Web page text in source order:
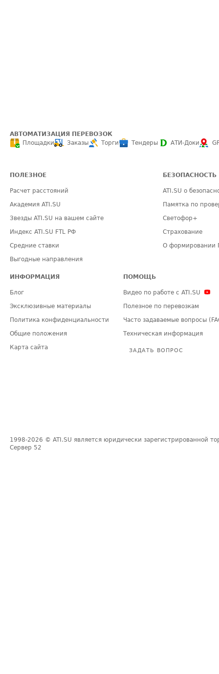
АВТОМАТИЗАЦИЯ ПЕРЕВОЗОК
Площадки
Заказы Торги Тендеры АТИ-Доки
ПОЛЕЗНОЕ
Расчет расстояний
Академия ATI.SU
Звезды ATI.SU на вашем сайте
Индекс ATI.SU FTL РФ
Средние ставки
Выгодные направления
БЕЗОПАСНОСТЬ
ATI.SU о
Памятка по
Светофор+
Страхование
О формировании
ИНФОРМАЦИЯ
Блог
Эксклюзивные материалы
Политика конфиденциальности
Общие положения
Карта сайта
ПОМОЩЬ
Видео по работе с ATI.SU
Полезное по перевозкам
Часто задаваемые вопросы
Техническая информация
ЗАДАТЬ ВОПРОС
1998-2026 © ATI.SU является юридически зарегистрированной
Сервер 52